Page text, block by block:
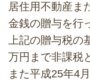
居住用不動産ま
金銭の贈与を行
上記の贈与税の
万円まで非課税
また平成25年4